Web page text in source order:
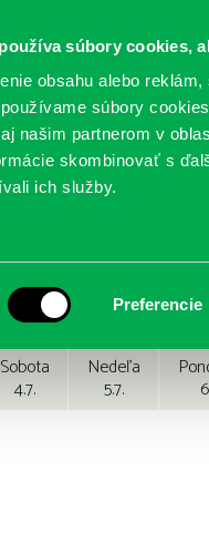
súbory cookies,
obsahu alebo
súbory
našim partnerom v
skombinovať s
ich služby.
Preferencie
KATALÓGY
Sobota
4.7.
Nedeľa
5.7.